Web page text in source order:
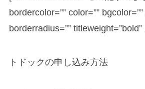
bordercolor=”” color=””
borderradius=”” titleweight=”bold”
トドックの申し込み方法